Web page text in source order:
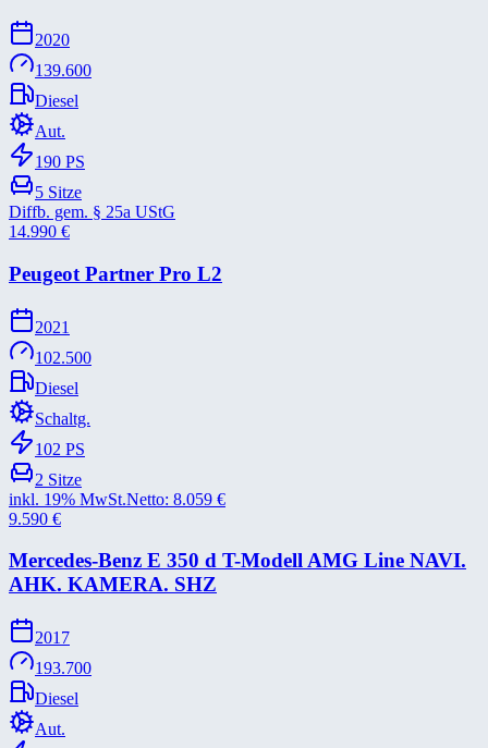
2020
139.600
Diesel
Aut.
190 PS
5 Sitze
Diffb. gem. § 25a UStG
14.990 €
Peugeot Partner Pro L2
2021
102.500
Diesel
Schaltg.
102 PS
2 Sitze
inkl. 19% MwSt.Netto: 8.059 €
9.590 €
Mercedes-​Benz E 350 d T-​Modell AMG Line NAVI.
AHK. KAMERA. SHZ
2017
193.700
Diesel
Aut.